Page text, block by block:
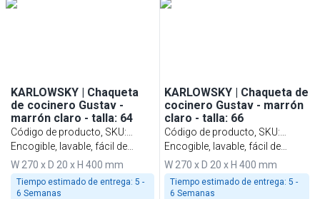
KARLOWSKY | Chaqueta
de cocinero Gustav -
marrón claro - talla: 64
Código de producto, SKU:
KJGHBK64
Encogible, lavable, fácil de
cuidar
W 270 x D 20 x H 400 mm
Tiempo estimado de entrega: 5 -
6 Semanas
KARLOWSKY | Chaqueta de
cocinero Gustav - marrón
claro - talla: 66
Código de producto, SKU:
KJGHBK66
Encogible, lavable, fácil de
cuidar
W 270 x D 20 x H 400 mm
Tiempo estimado de entrega: 5 -
6 Semanas